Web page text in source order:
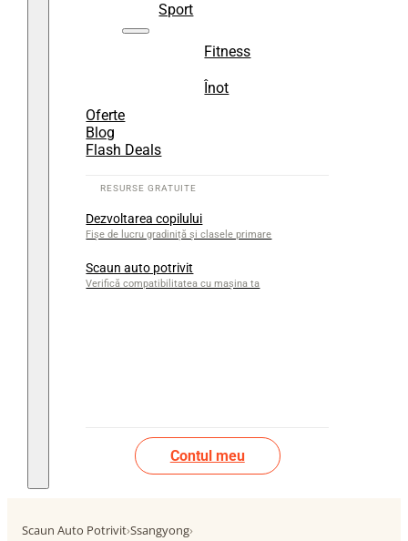
Sport
Fitness
Înot
Oferte
Blog
Flash Deals
Dezvoltarea copilului
Fișe de lucru gradiniță și clasele primare
Scaun auto potrivit
Verifică compatibilitatea cu mașina ta
Contul meu
Scaun Auto Potrivit›Ssangyong›